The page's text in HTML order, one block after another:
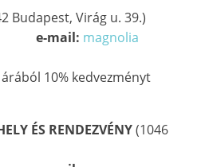
Budapest, Virág u. 39.)
e-mail: magnolia
10% kedvezményt
ÉS RENDEZVÉNY(1046